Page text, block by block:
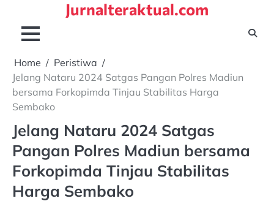
content
Jurnalteraktual.com
Home
Peristiwa
Jelang Nataru 2024 Satgas Pangan Polres Madiun
bersama Forkopimda Tinjau Stabilitas Harga
Sembako
Jelang Nataru 2024 Satgas
Pangan Polres Madiun bersama
Forkopimda Tinjau Stabilitas
Harga Sembako